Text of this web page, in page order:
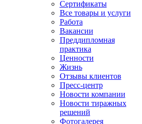
Сертификаты
Все товары и услуги
Работа
Вакансии
Преддипломная
практика
Ценности
Жизнь
Отзывы клиентов
Пресс-центр
Новости компании
Новости тиражных
решений
Фотогалерея